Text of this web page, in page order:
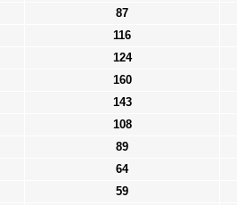
87
116
124
160
143
108
89
64
59